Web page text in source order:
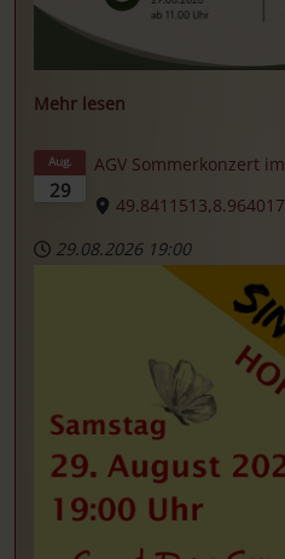
Mehr lesen
29
Aug.
AGV Sommerkonzert
29.08.2026 19:00